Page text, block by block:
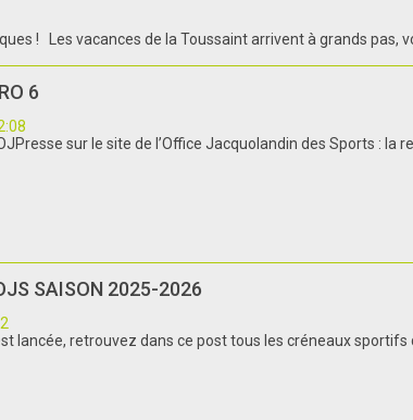
! Les vacances de la Toussaint arrivent à grands
6
sur le site de l’Office Jacquolandin des Sports : la
SAISON 2025-2026
lancée, retrouvez dans ce post tous les créneaux